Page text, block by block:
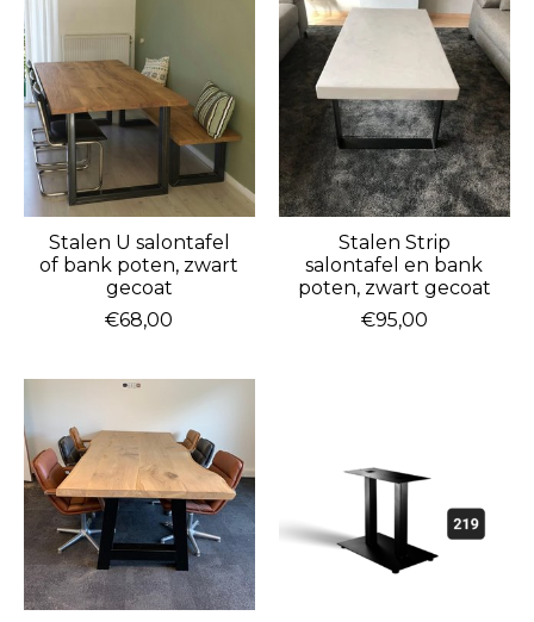
Stalen U salontafel
of bank poten, zwart
gecoat
€68,00
Stalen Strip
salontafel en bank
poten, zwart gecoat
€95,00